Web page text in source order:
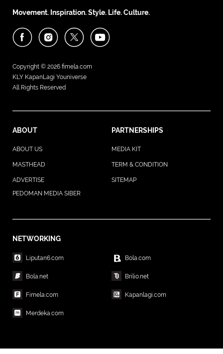
Movement. Inspiration. Style. Life. Culture.
Copyright © 2026 fimela.com
KLY KapanLagi Youniverse
All Rights Reserved
ABOUT PARTNERSHIPS
ABOUT US MEDIA KIT
MASTHEAD TERM & CONDITION
ADVERTISE
SITEMAP
PEDOMAN MEDIA SIBER
NETWORKING
Liputan6.com Bola.com
Bola.net Brilio.net
Fimela.com Kapanlagi.com
Merdeka.com